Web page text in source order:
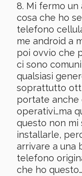
Mi fermo un
cosa che ho
telefono
me android a
poi ovvio che
ci sono
qualsiasi
soprattutto
portate anche
operativi…ma
questo non mi
installarle,
arrivare a una
telefono
che ho